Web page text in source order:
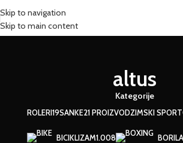
Skip to navigation
Skip to main content
altus
Kategorije
ROLERI19SANKE21 PROIZVODZIMSKI
BICIKLIZAM1.008